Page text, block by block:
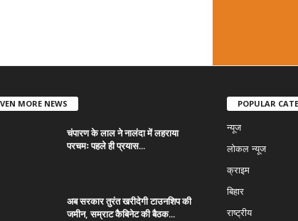
MORE NEWS
चंपारण के लाल ने नालंदा में लहराया
परचमः पहले ही प्रयास...
अब सरकार तुरंत खरीदेगी टाउनशिप की
जमीन, सम्राट कैबिनेट की बैठक...
POPULAR
न्यूज
लोकल न्यूज
क्राइम
बिहार
राष्ट्रीय